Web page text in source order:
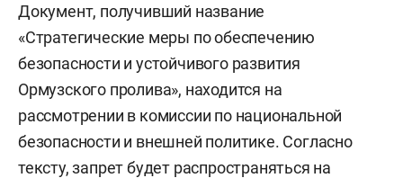
Документ, получивший название
«Стратегические меры по обеспечению
безопасности и устойчивого развития
Ормузского пролива», находится на
рассмотрении в комиссии по национальной
безопасности и внешней политике. Согласно
тексту, запрет будет распространяться на